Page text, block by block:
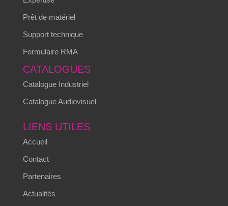
Prêt de matériel
Support technique
Formulaire RMA
CATALOGUES
Catalogue Industriel
Catalogue Audiovisuel
LIENS UTILES
Accueil
Contact
Partenaires
Actualités